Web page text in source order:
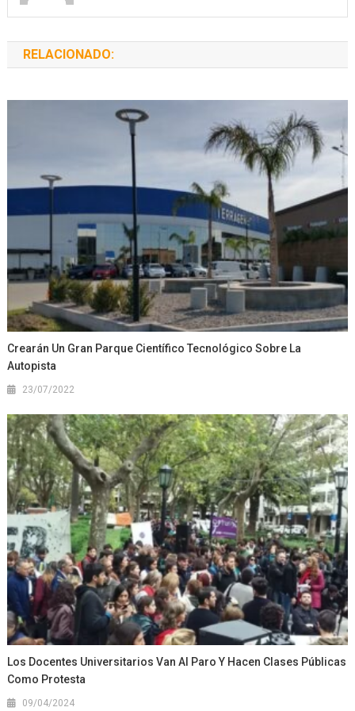
RELACIONADO:
Crearán Un Gran Parque Científico Tecnológico Sobre La
Autopista
23/07/2022
Los Docentes Universitarios Van Al Paro Y Hacen Clases Públicas
Como Protesta
09/04/2024